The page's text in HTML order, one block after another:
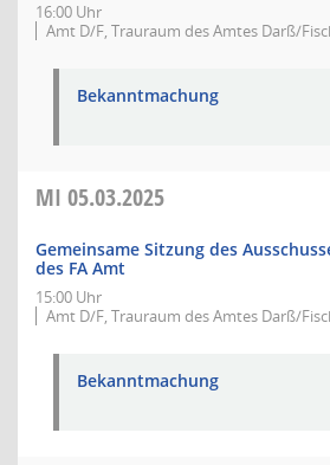
16:00 Uhr
Amt D/F, Trauraum des Amtes Darß/
Bekanntmachung
MI 05.03.2025
Gemeinsame Sitzung des
des FA Amt
15:00 Uhr
Amt D/F, Trauraum des Amtes Darß/
Bekanntmachung